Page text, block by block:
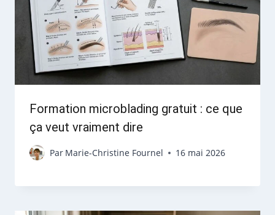
Formation microblading gratuit : ce que
ça veut vraiment dire
Par Marie-Christine Fournel 16 mai 2026